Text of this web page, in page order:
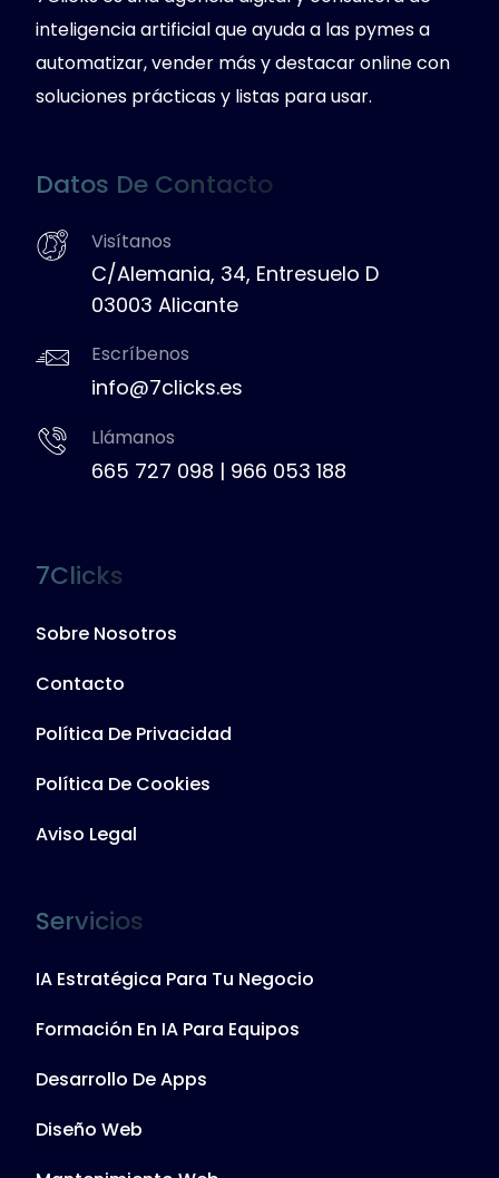
inteligencia artificial que ayuda a las pymes a
automatizar, vender más y destacar online con
soluciones prácticas y listas para usar.
Datos De Contacto
Visítanos
C/Alemania, 34, Entresuelo D
03003 Alicante
Escríbenos
info@7clicks.es
Llámanos
665 727 098 | 966 053 188
7Clicks
Sobre Nosotros
Contacto
Política De Privacidad
Política De Cookies
Aviso Legal
Servicios
IA Estratégica Para Tu Negocio
Formación En IA Para Equipos
Desarrollo De Apps
Diseño Web